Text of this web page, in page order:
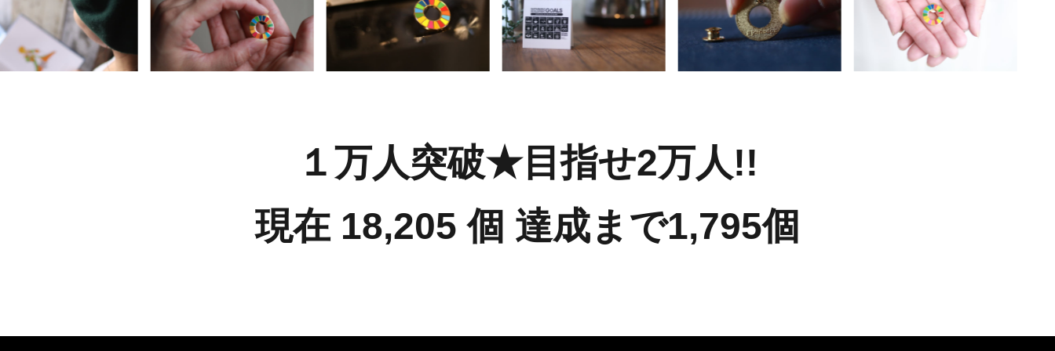
１万人突破★目指せ2万人!!
現在 18,205 個 達成まで1,795個